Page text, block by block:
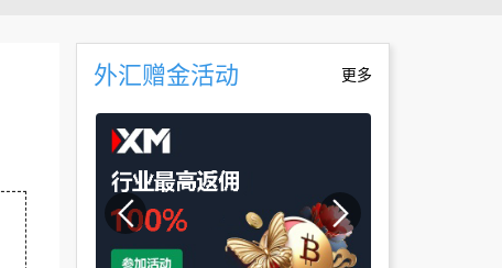
外汇赠金活动 更多